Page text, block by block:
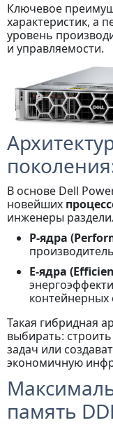
Ключевое
характеристик, а
уровень
и управляемости.
В основе Dell
новейших
инженеры
P-ядра
E-ядра
контейнерных
Такая гибридная
выбирать:
задач или
экономичную
память